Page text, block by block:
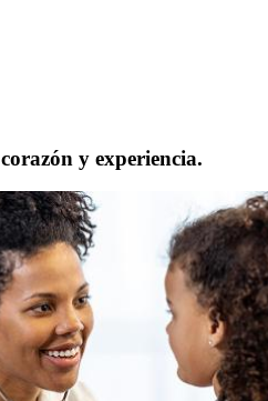
y experiencia.